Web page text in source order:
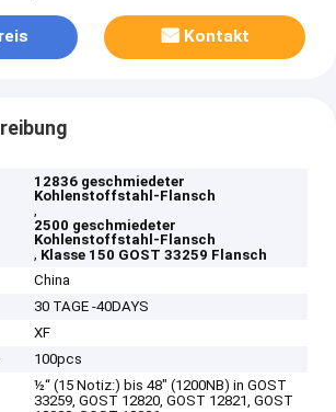
Kontakt
12836 geschmiedeter
Kohlenstoffstahl-Flansch
,
2500 geschmiedeter
Kohlenstoffstahl-Flansch
, Klasse 150 GOST 33259 Flansch
China
30 TAGE -40DAYS
XF
100pcs
½“ (15 Notiz:) bis 48" (1200NB) in GOST
33259, GOST 12820, GOST 12821, GOST